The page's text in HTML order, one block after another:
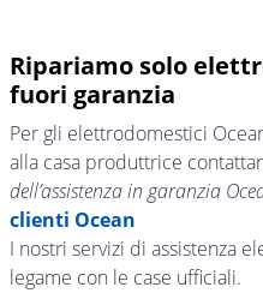
Ripariamo solo
fuori garanzia
Per gli elettrodomestici
alla casa produttrice
dell’assistenza in garanzia
clienti Ocean
I nostri servizi di assistenza
legame con le case ufficiali.